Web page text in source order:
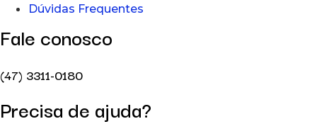
Dúvidas Frequentes
Fale conosco
(47) 3311-0180
Precisa de ajuda?